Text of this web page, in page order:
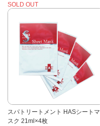
SOLD OUT
スパトリートメント HASシートマ
スク 21ml×4枚